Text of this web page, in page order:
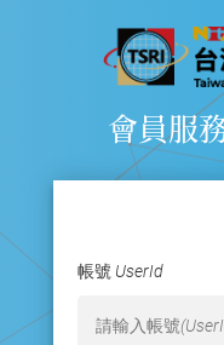
會員服
帳號 UserId